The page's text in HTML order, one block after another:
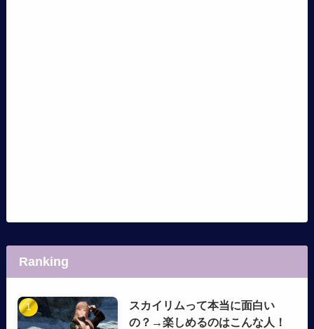
Ranking
スカイリムって本当に面白い
の？→楽しめるのはこんな人！